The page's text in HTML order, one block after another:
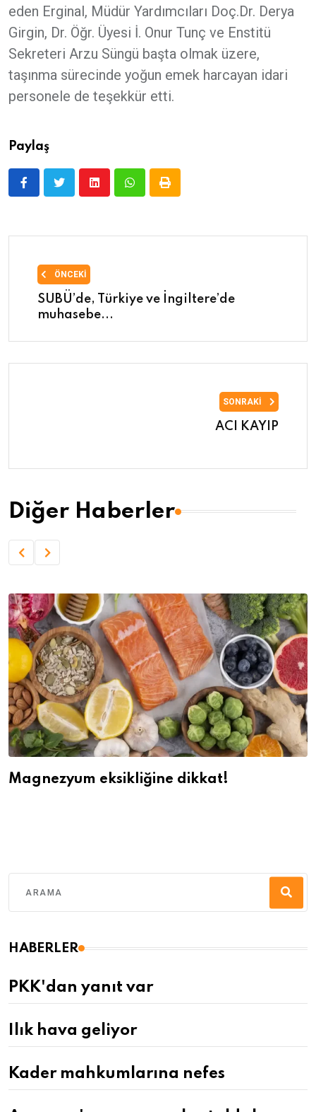
eden Erginal, Müdür Yardımcıları Doç.Dr. Derya
Girgin, Dr. Öğr. Üyesi İ. Onur Tunç ve Enstitü
Sekreteri Arzu Süngü başta olmak üzere,
taşınma sürecinde yoğun emek harcayan idari
personele de teşekkür etti.
Paylaş
ÖNCEKI
SUBÜ’de, Türkiye ve İngiltere’de
muhasebe...
SONRAKI
ACI KAYIP
Diğer Haberler
Magnezyum eksikliğine dikkat!
HABERLER
PKK'dan yanıt var
Ilık hava geliyor
Kader mahkumlarına nefes